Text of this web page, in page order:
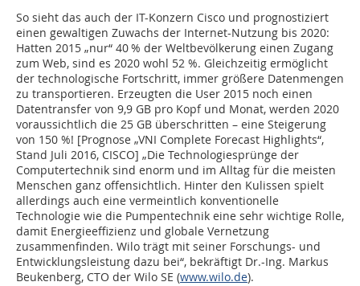
So sieht das auch der IT-Konzern Cisco und prognostiziert
einen gewaltigen Zuwachs der Internet-Nutzung bis 2020:
Hatten 2015 „nur“ 40 % der Weltbevölkerung einen Zugang
zum Web, sind es 2020 wohl 52 %. Gleichzeitig ermöglicht
der technologische Fortschritt, immer größere Datenmengen
zu transportieren. Erzeugten die User 2015 noch einen
Datentransfer von 9,9 GB pro Kopf und Monat, werden 2020
voraussichtlich die 25 GB überschritten – eine Steigerung
von 150 %! [Prognose „VNI Complete Forecast Highlights“,
Stand Juli 2016, CISCO] „Die Technologiesprünge der
Computertechnik sind enorm und im Alltag für die meisten
Menschen ganz offensichtlich. Hinter den Kulissen spielt
allerdings auch eine vermeintlich konventionelle
Technologie wie die Pumpentechnik eine sehr wichtige Rolle,
damit Energieeffizienz und globale Vernetzung
zusammenfinden. Wilo trägt mit seiner Forschungs- und
Entwicklungsleistung dazu bei“, bekräftigt Dr.-Ing. Markus
Beukenberg, CTO der Wilo SE (www.wilo.de).